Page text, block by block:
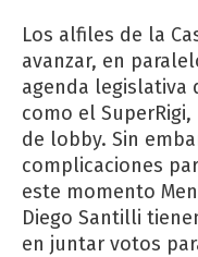
Los alfiles de la
avanzar, en
agenda legislativa
como el
de lobby. Sin
complicaciones
este momento
Diego Santilli
en juntar votos